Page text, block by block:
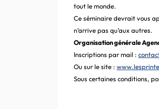
tout le monde.
Ce séminaire devrait vous
n’arrive pas qu’aux autres.
Organisation générale
Inscriptions par mail :
Ou sur le site :
Sous certaines conditions,